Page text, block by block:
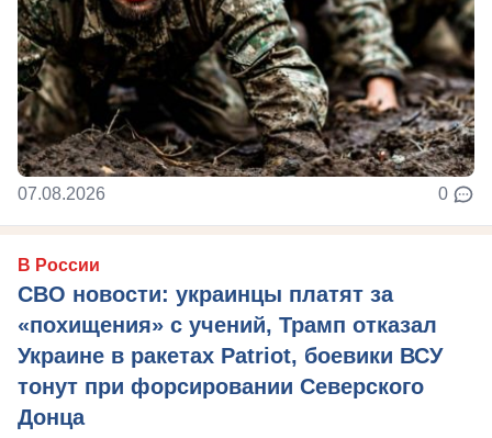
07.08.2026 0
В России
СВО новости: украинцы платят за
«похищения» с учений, Трамп отказал
Украине в ракетах Patriot, боевики ВСУ
тонут при форсировании Северского
Донца